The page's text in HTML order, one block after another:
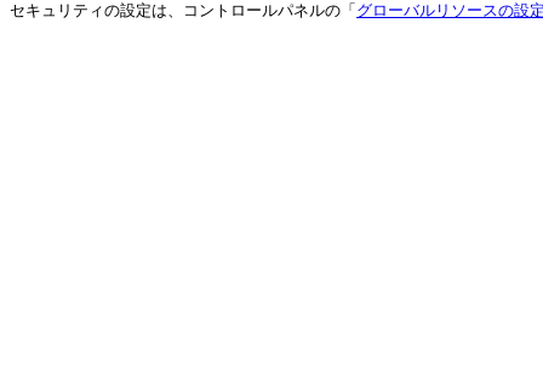
セキュリティの設定は、コントロールパネルの「 グローバルリソースの設